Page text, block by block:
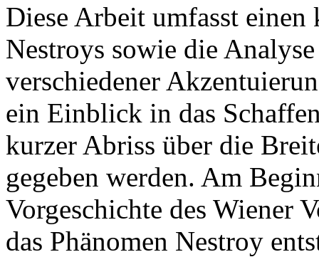
Diese Arbeit umfasst
Nestroys sowie die
verschiedener
ein Einblick in das
kurzer Abriss über die
gegeben werden. Am
Vorgeschichte des Wiener
das Phänomen Nestroy